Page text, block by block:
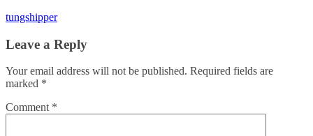
tungshipper
Leave a Reply
Your email address will not be published. Required fields are
marked *
Comment *